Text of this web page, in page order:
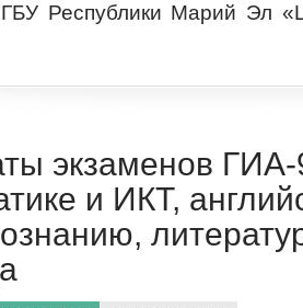
ГБУ Республики Марий Эл
экзаменов
и ИКТ,